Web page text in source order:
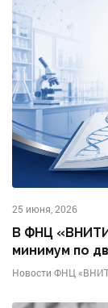
25 июня, 2026
В ФНЦ
минимум по
Новости ФНЦ